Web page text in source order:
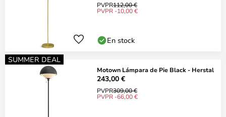
PVPR112,00 €
PVPR -10,00 €
En stock
SUMMER DEAL
Motown Lámpara de Pie Black - Herstal
243,00 €
PVPR309,00 €
PVPR -66,00 €